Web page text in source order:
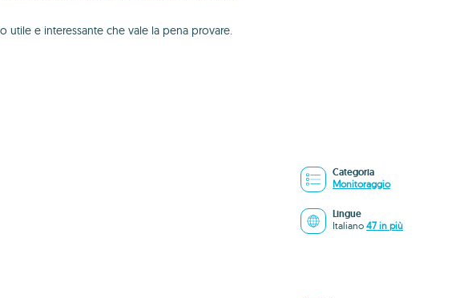
e interessante che vale la pena provare.
Categoria
Monitoraggio
Lingue
Italiano 47 in più